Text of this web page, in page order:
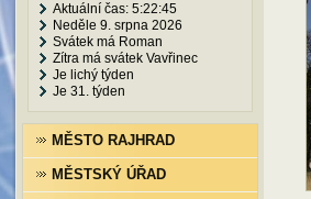
Aktuální čas: 5:22:46
Neděle 9. srpna 2026
Svátek má Roman
Zítra má svátek Vavřinec
Je lichý týden
Je 31. týden
MĚSTO RAJHRAD
MĚSTSKÝ ÚŘAD